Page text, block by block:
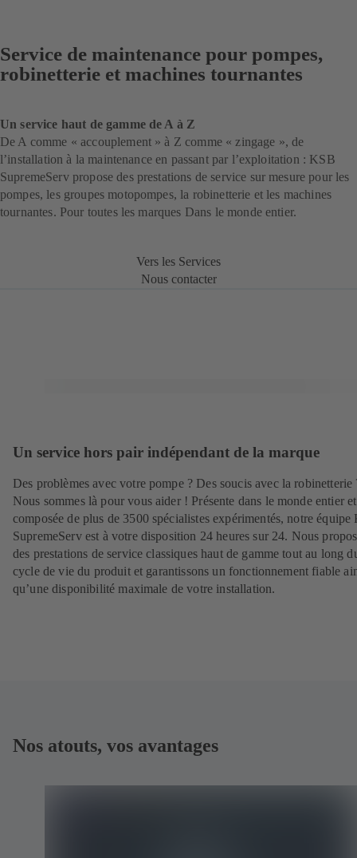
Service de maintenance pour pompes,
robinetterie et machines tournantes
Un service haut de gamme de A à Z
De A comme « accouplement » à Z comme « zingage », de
l’installation à la maintenance en passant par l’exploitation : KSB
SupremeServ propose des prestations de service sur mesure pour les
pompes, les groupes motopompes, la robinetterie et les machines
tournantes. Pour toutes les marques Dans le monde entier.
Vers les Services
Nous contacter
Un service hors pair indépendant de la marque
Des problèmes avec votre pompe ? Des soucis avec la robinetterie
Nous sommes là pour vous aider ! Présente dans le monde entier et
composée de plus de 3500 spécialistes expérimentés, notre équipe
SupremeServ est à votre disposition 24 heures sur 24. Nous
des prestations de service classiques haut de gamme tout au long
cycle de vie du produit et garantissons un fonctionnement fiable
qu’une disponibilité maximale de votre installation.
Nos atouts, vos avantages